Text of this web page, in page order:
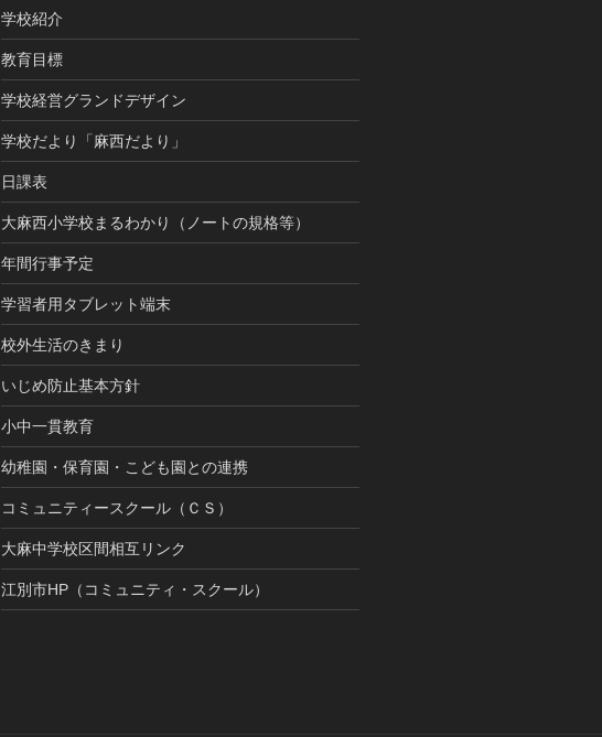
学校紹介
教育目標
学校経営グランドデザイン
学校だより「麻西だより」
日課表
大麻西小学校まるわかり（ノートの規格等）
年間行事予定
学習者用タブレット端末
校外生活のきまり
いじめ防止基本方針
小中一貫教育
幼稚園・保育園・こども園との連携
コミュニティースクール（ＣＳ）
大麻中学校区間相互リンク
江別市HP（コミュニティ・スクール）